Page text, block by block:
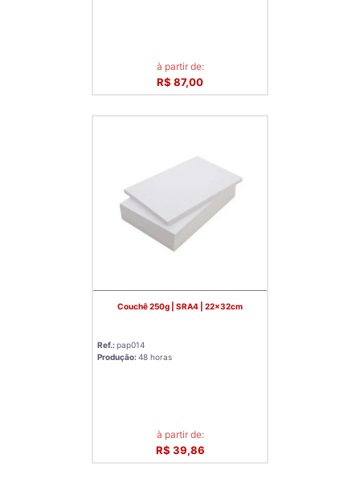
à partir de:
R$ 87,00
Couchê 250g | SRA4 | 22x32cm
Ref.:pap014
Produção:48 horas
à partir de:
R$ 39,86